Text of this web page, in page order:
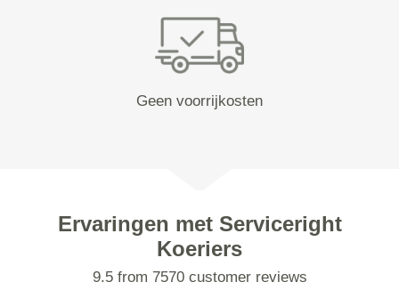
Geen voorrijkosten
Ervaringen met Serviceright
Koeriers
9.5 from 7570 customer reviews